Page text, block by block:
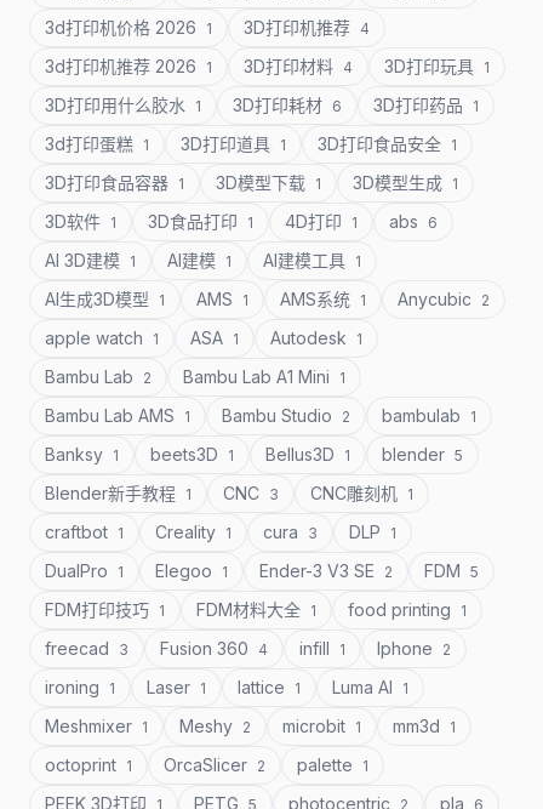
3d打印机价格 2026 1 3D打印机推荐 4
3d打印机推荐 2026 1 3D打印材料 4 3D打印玩具 1
3D打印用什么胶水 1 3D打印耗材 6 3D打印药品 1
3d打印蛋糕 1 3D打印道具 1 3D打印食品安全 1
3D打印食品容器 1 3D模型下载 1 3D模型生成 1
3D软件 1 3D食品打印 1 4D打印 1 abs 6
AI 3D建模 1 AI建模 1 AI建模工具 1
AI生成3D模型 1 AMS 1 AMS系统 1 Anycubic 2
apple watch 1 ASA 1 Autodesk 1
Bambu Lab 2 Bambu Lab A1 Mini 1
Bambu Lab AMS 1 Bambu Studio 2 bambulab 1
Banksy 1 beets3D 1 Bellus3D 1 blender 5
Blender新手教程 1 CNC 3 CNC雕刻机 1
craftbot 1 Creality 1 cura 3 DLP 1
DualPro 1 Elegoo 1 Ender-3 V3 SE 2 FDM 5
FDM打印技巧 1 FDM材料大全 1 food printing 1
freecad 3 Fusion 360 4 infill 1 Iphone 2
ironing 1 Laser 1 lattice 1 Luma AI 1
Meshmixer 1 Meshy 2 microbit 1 mm3d 1
octoprint 1 OrcaSlicer 2 palette 1
PEEK 3D打印 1 PETG 5 photocentric 2 pla 6